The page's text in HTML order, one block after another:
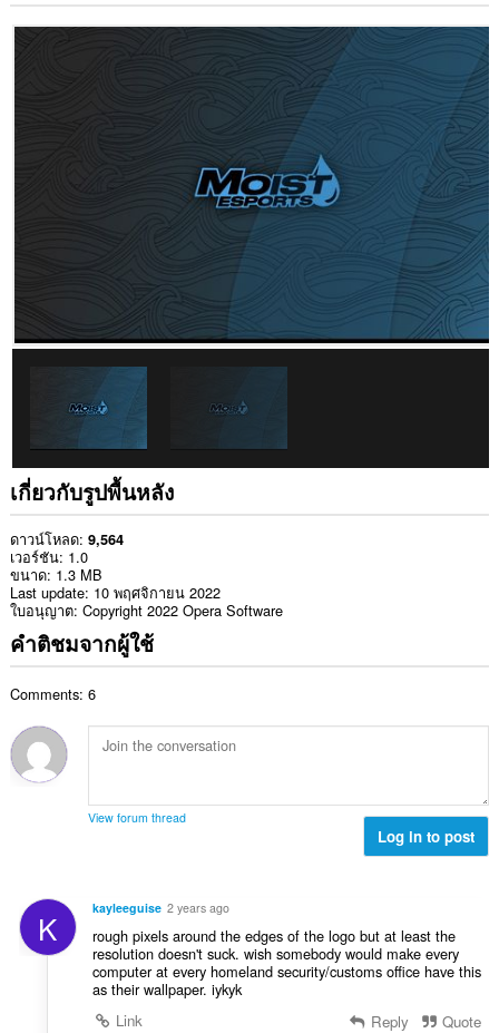
เกี่ยวกับรูปพื้นหลัง
ดาวน์โหลด 9,564
เวอร์ชัน 1.0
ขนาด 1.3 MB
Last update 10 พฤศจิกายน 2022
ใบอนุญาต Copyright 2022 Opera Software
คำติชมจากผู้ใช้
Comments: 6
View forum thread
Log in to post
K kayleeguise 2 years ago
rough pixels around the edges of the logo but at least the
resolution doesn't suck. wish somebody would make every
computer at every homeland security/customs office have this
as their wallpaper. iykyk
Link
Reply Quote